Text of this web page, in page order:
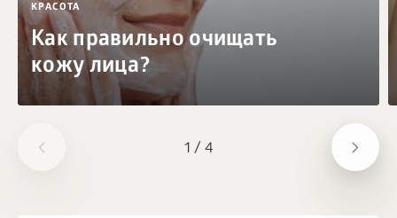
1 / 4
КРАСОТА
Как правильно очищать
кожу лица?